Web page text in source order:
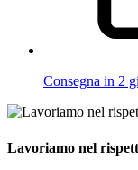
Consegna in 2
Lavoriamo nel